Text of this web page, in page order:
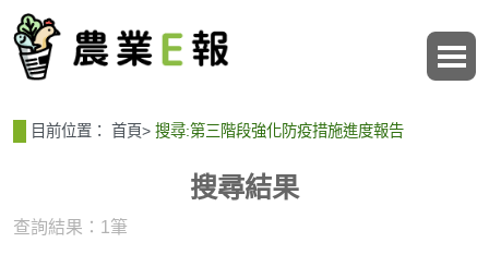
目前位置： 首頁> 搜尋:第三階段強化防疫措施進度報告
搜尋結果
查詢結果：1筆